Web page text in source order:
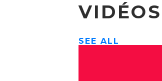
VIDÉOS
SEE ALL